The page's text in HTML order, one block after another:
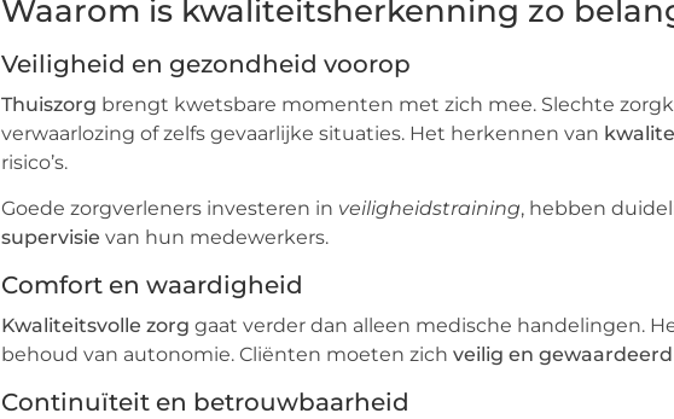
Waarom is kwaliteitsherkenning zo
Veiligheid en gezondheid voorop
Thuiszorg brengt kwetsbare momenten met zich mee. Slechte
verwaarlozing of zelfs gevaarlijke situaties. Het herkennen van
risico’s.
Goede zorgverleners investeren in veiligheidstraining, hebben
supervisie van hun medewerkers.
Comfort en waardigheid
Kwaliteitsvolle zorg gaat verder dan alleen medische handelingen.
behoud van autonomie. Cliënten moeten zich veilig en gewaardeerd
Continuïteit en betrouwbaarheid